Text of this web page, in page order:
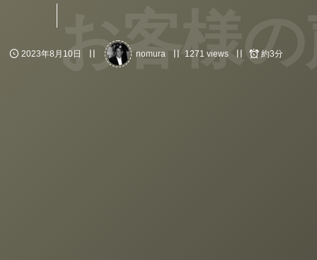
2023年8月10日 nomura 1271 views 約3分
お客様の